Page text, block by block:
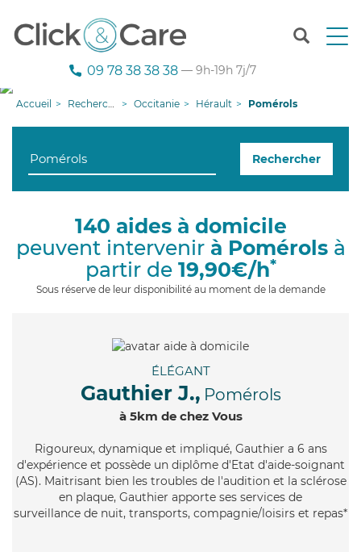
T
n
g
i
09 78 38 38 38 — 9h-19h 7j/7
Accueil Recherche aide à domicile Occitanie Hérault Pomérols
Rechercher
140 aides à domicile
peuvent intervenir à Pomérolsà
partir de 19,90€/h*
Sous réserve de leur disponibilité au moment de la demande
ÉLÉGANT
Gauthier J., Pomérols
à 5km de chez Vous
Rigoureux, dynamique et impliqué, Gauthier a 6 ans
d'expérience et possède un diplôme d'Etat d'aide-soignant
(AS). Maitrisant bien les troubles de l'audition et la sclérose
en plaque, Gauthier apporte ses services de
surveillance de nuit, transports, compagnie/loisirs et repas*